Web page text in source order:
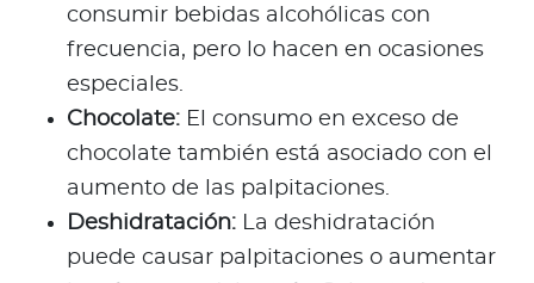
consumir bebidas alcohólicas con
frecuencia, pero lo hacen en ocasiones
especiales.
Chocolate: El consumo en exceso de
chocolate también está asociado con el
aumento de las palpitaciones.
Deshidratación: La deshidratación
puede causar palpitaciones o aumentar